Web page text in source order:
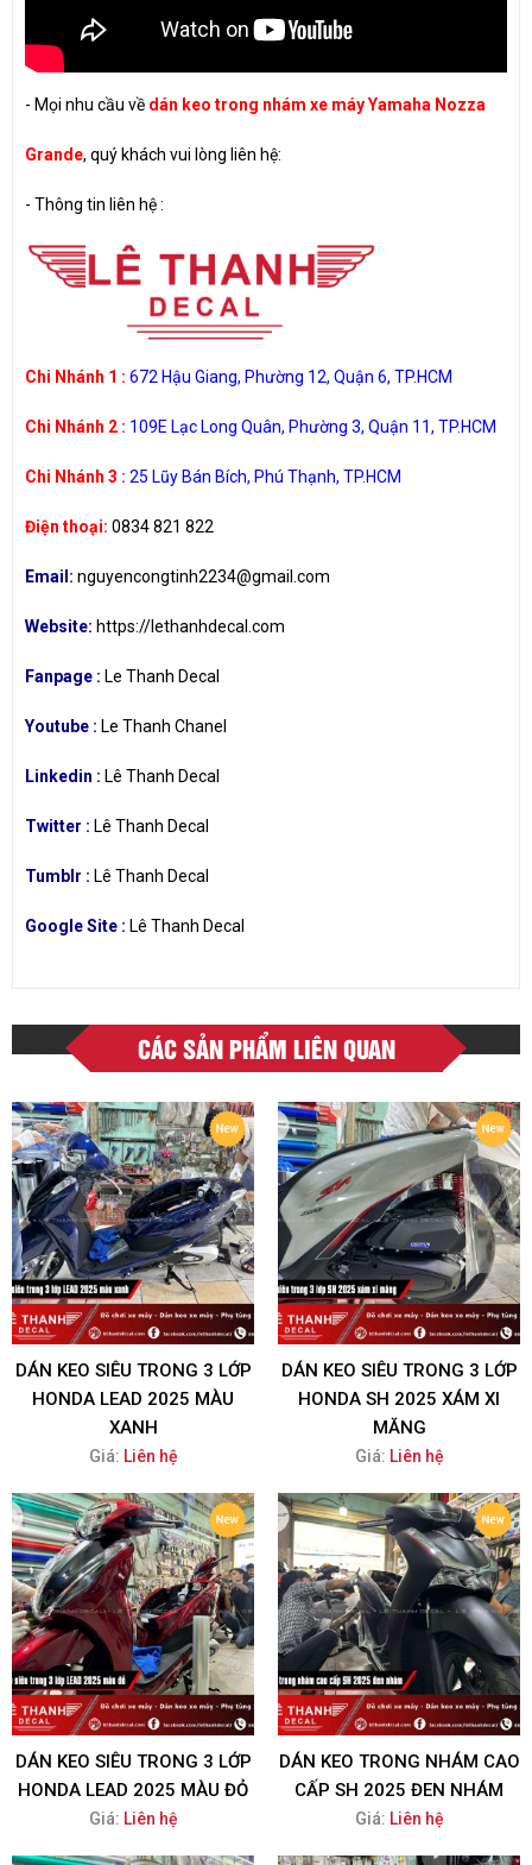
- Mọi nhu cầu về dán keo trong nhám xe máy Yamaha Nozza
Grande, quý khách vui lòng liên hệ:
- Thông tin liên hệ :
Chi Nhánh 1 : 672 Hậu Giang, Phường 12, Quận 6, TP.HCM
Chi Nhánh 2 : 109E Lạc Long Quân, Phường 3, Quận 11, TP.HCM
Chi Nhánh 3 : 25 Lũy Bán Bích, Phú Thạnh, TP.HCM
Điện thoại: 0834 821 822
Email: nguyencongtinh2234@gmail.com
Website: https://lethanhdecal.com
Fanpage : Le Thanh Decal
Youtube : Le Thanh Chanel
Linkedin : Lê Thanh Decal
Twitter : Lê Thanh Decal
Tumblr : Lê Thanh Decal
Google Site : Lê Thanh Decal
CÁC SẢN PHẨM LIÊN QUAN
DÁN KEO SIÊU TRONG 3 LỚP
HONDA LEAD 2025 MÀU
XANH
Giá: Liên hệ
DÁN KEO SIÊU TRONG 3 LỚP
HONDA SH 2025 XÁM XI
MĂNG
Giá: Liên hệ
DÁN KEO SIÊU TRONG 3 LỚP
HONDA LEAD 2025 MÀU ĐỎ
Giá: Liên hệ
DÁN KEO TRONG NHÁM CAO
CẤP SH 2025 ĐEN NHÁM
Giá: Liên hệ